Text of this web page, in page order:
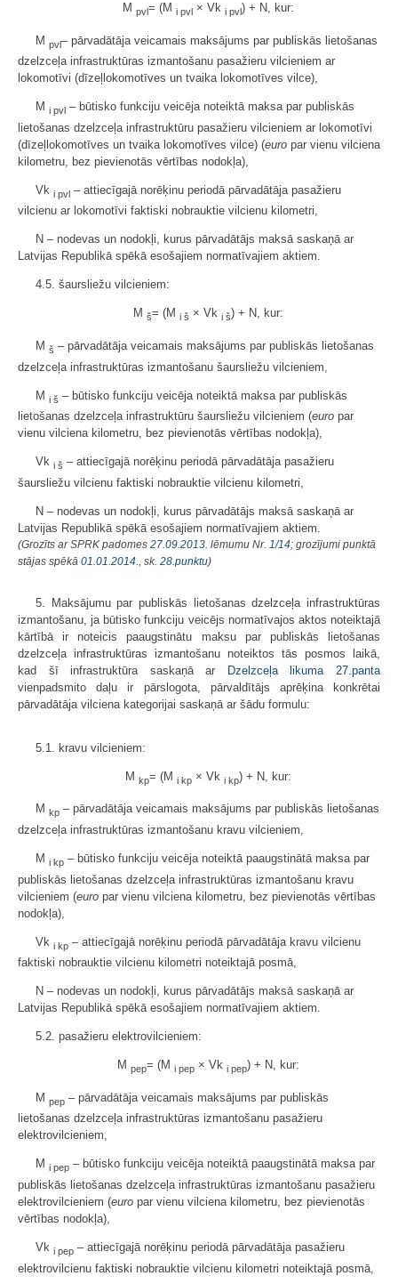
M pvl= (M i pvl× Vk i pvl) + N, kur:
M pvl– pārvadātāja veicamais maksājums par publiskās lietošanas
dzelzceļa infrastruktūras izmantošanu pasažieru vilcieniem ar
lokomotīvi (dīzeļlokomotīves un tvaika lokomotīves vilce),
M i pvl – būtisko funkciju veicēja noteiktā maksa par publiskās
lietošanas dzelzceļa infrastruktūru pasažieru vilcieniem ar lokomotīvi
(dīzeļlokomotīves un tvaika lokomotīves vilce) (euro par vienu vilciena
kilometru, bez pievienotās vērtības nodokļa),
Vk i pvl – attiecīgajā norēķinu periodā pārvadātāja pasažieru
vilcienu ar lokomotīvi faktiski nobrauktie vilcienu kilometri,
N – nodevas un nodokļi, kurus pārvadātājs maksā saskaņā ar
Latvijas Republikā spēkā esošajiem normatīvajiem aktiem.
4.5. šaursliežu vilcieniem:
M š= (M i š × Vk i š) + N, kur:
M š – pārvadātāja veicamais maksājums par publiskās lietošanas
dzelzceļa infrastruktūras izmantošanu šaursliežu vilcieniem,
M i š – būtisko funkciju veicēja noteiktā maksa par publiskās
lietošanas dzelzceļa infrastruktūru šaursliežu vilcieniem (euro par
vienu vilciena kilometru, bez pievienotās vērtības nodokļa),
Vk i š – attiecīgajā norēķinu periodā pārvadātāja pasažieru
šaursliežu vilcienu faktiski nobrauktie vilcienu kilometri,
N – nodevas un nodokļi, kurus pārvadātājs maksā saskaņā ar
Latvijas Republikā spēkā esošajiem normatīvajiem aktiem.
(Grozīts ar SPRK padomes 27.09.2013. lēmumu Nr. 1/14; grozījumi punktā
stājas spēkā 01.01.2014. , sk. 28.punktu)
5. Maksājumu par publiskās lietošanas dzelzceļa infrastruktūras
izmantošanu, ja būtisko funkciju veicējs normatīvajos aktos noteiktajā
kārtībā ir noteicis paaugstinātu maksu par publiskās lietošanas
dzelzceļa infrastruktūras izmantošanu noteiktos tās posmos laikā,
kad šī infrastruktūra saskaņā ar
Dzelzceļa likuma
27.panta
vienpadsmito daļu ir pārslogota, pārvaldītājs aprēķina konkrētai
pārvadātāja vilciena kategorijai saskaņā ar šādu formulu:
5.1. kravu vilcieniem:
M kp= (M i kp × Vk i kp) + N, kur:
M kp – pārvadātāja veicamais maksājums par publiskās lietošanas
dzelzceļa infrastruktūras izmantošanu kravu vilcieniem,
M i kp – būtisko funkciju veicēja noteiktā paaugstinātā maksa par
publiskās lietošanas dzelzceļa infrastruktūras izmantošanu kravu
vilcieniem (euro par vienu vilciena kilometru, bez pievienotās vērtības
nodokļa),
Vk i kp – attiecīgajā norēķinu periodā pārvadātāja kravu vilcienu
faktiski nobrauktie vilcienu kilometri noteiktajā posmā,
N – nodevas un nodokļi, kurus pārvadātājs maksā saskaņā ar
Latvijas Republikā spēkā esošajiem normatīvajiem aktiem.
5.2. pasažieru elektrovilcieniem:
M pep= (M i pep× Vk i pep) + N, kur:
M pep – pārvadātāja veicamais maksājums par publiskās
lietošanas dzelzceļa infrastruktūras izmantošanu pasažieru
elektrovilcieniem,
M i pep – būtisko funkciju veicēja noteiktā paaugstinātā maksa par
publiskās lietošanas dzelzceļa infrastruktūras izmantošanu pasažieru
elektrovilcieniem (euro par vienu vilciena kilometru, bez pievienotās
vērtības nodokļa),
Vk i pep – attiecīgajā norēķinu periodā pārvadātāja pasažieru
elektrovilcienu faktiski nobrauktie vilcienu kilometri noteiktajā posmā,